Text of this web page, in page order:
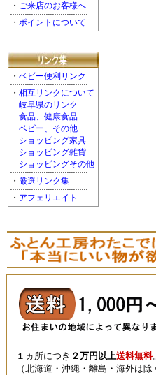
・ ご来店のお客様へ
・ ポイントについて
・ ベビー便利リンク
・ 相互リンクについて
岐阜県のリンク
食品、健康食品
ベビー、その他
ショッピング家具
ショッピング雑貨
ショッピングその他
・ 厳選リンク集
・ アフェリエイト
１ヵ所につき ２万円以上送料無料。
（北海道・沖縄・離島・海外は除